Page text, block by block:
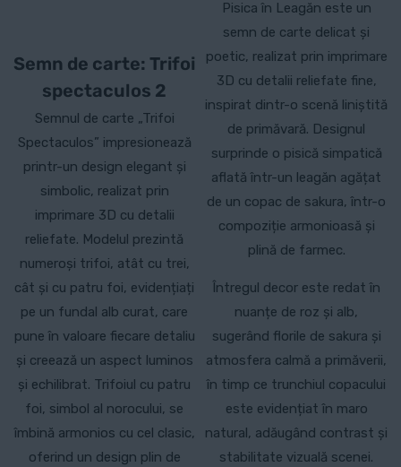
Semn de carte: Trifoi
spectaculos 2
Semnul de carte „Trifoi
Spectaculos” impresionează
printr-un design elegant și
simbolic, realizat prin
imprimare 3D cu detalii
reliefate. Modelul prezintă
numeroși trifoi, atât cu trei,
cât și cu patru foi, evidențiați
pe un fundal alb curat, care
pune în valoare fiecare detaliu
și creează un aspect luminos
și echilibrat. Trifoiul cu patru
foi, simbol al norocului, se
îmbină armonios cu cel clasic,
oferind un design plin de
Pisica în Leagăn este un
semn de carte delicat și
poetic, realizat prin imprimare
3D cu detalii reliefate fine,
inspirat dintr-o scenă liniștită
de primăvară. Designul
surprinde o pisică simpatică
aflată într-un leagăn agățat
de un copac de sakura, într-o
compoziție armonioasă și
plină de farmec.
Întregul decor este redat în
nuanțe de roz și alb,
sugerând florile de sakura și
atmosfera calmă a primăverii,
în timp ce trunchiul copacului
este evidențiat în maro
natural, adăugând contrast și
stabilitate vizuală scenei.